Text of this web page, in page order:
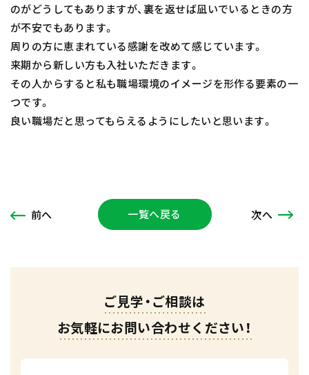
のがどうしてもありますが、裏を返せば凪いでいるときの方
が不安でもあります。
周りの方に恵まれている感謝を改めて感じています。
来期から新しい方も入社いただきます。
その人からすると私も職場環境のイメージを形作る要素の一
つです。
良い職場だと思ってもらえるようにしたいと思います。
前へ 一覧へ戻る 次へ
ご見学・ご相談は
お気軽にお問い合わせください！